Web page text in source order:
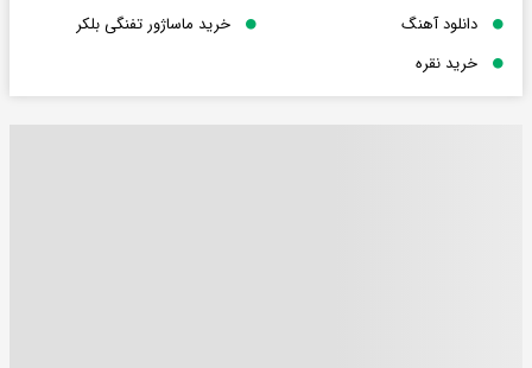
دانلود آهنگ
خرید ماساژور تفنگی بلکر
خرید نقره